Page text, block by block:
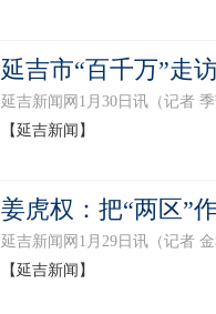
延吉市“百千万”走
延吉新闻网1月30日讯（记者
【延吉新闻】
姜虎权：把“两区”
延吉新闻网1月29日讯（记者
【延吉新闻】